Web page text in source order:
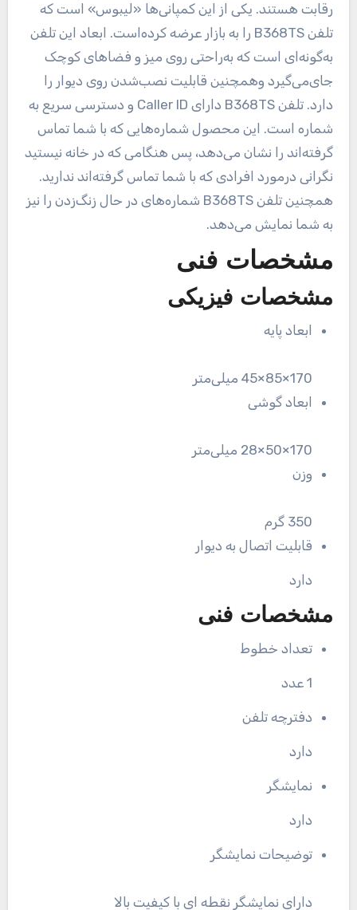
رقابت هستند. یکی از این کمپانی‌ها «لیبوس» است که
تلفن B368TS را به بازار عرضه کرده‌است. ابعاد این تلفن
به‌گونه‌ای است که به‌راحتی روی میز و فضاهای کوچک
جای‌می‌گیرد وهمچنین قابلیت نصب‌شدن روی دیوار را
دارد. تلفن B368TS دارای Caller ID و دسترسی سریع به
شماره است. این محصول شماره‌هایی که با شما تماس
گرفته‌اند را نشان می‌دهد، پس هنگامی که در خانه نیستید
نگرانی درمورد افرادی که با شما تماس گرفته‌اند ندارید.
همچنین تلفن B368TS شماره‌های در حال زنگ‌زدن را نیز
به شما نمایش می‌دهد.
مشخصات فنی
مشخصات فیزیکی
ابعاد پایه
170×85×45 میلی‌متر
ابعاد گوشی
170×50×28 میلی‌متر
وزن
350 گرم
قابلیت اتصال به دیوار
دارد
مشخصات فنی
تعداد خطوط
1 عدد
دفترچه تلفن
دارد
نمایشگر
دارد
توضیحات نمایشگر
دارای نمایشگر نقطه ای با کیفیت بالا